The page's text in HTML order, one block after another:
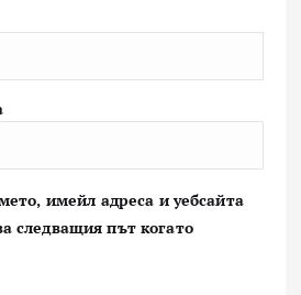
имейл адреса и уебсайта
следващия път когато